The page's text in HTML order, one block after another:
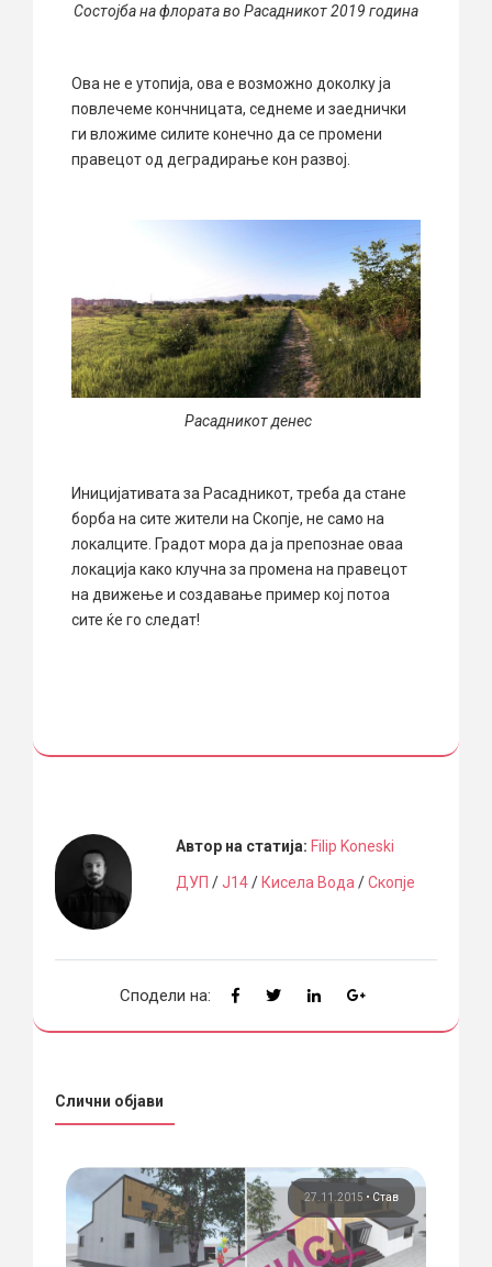
Состојба на флората во Расадникот 2019 година
Ова не е утопија, ова е возможно доколку ја
повлечеме кончницата, седнеме и заеднички
ги вложиме силите конечно да се промени
правецот од деградирање кон развој.
Расадникот денес
Иницијативата за Расадникот, треба да стане
борба на сите жители на Скопје, не само на
локалците. Градот мора да ја препознае оваа
локација како клучна за промена на правецот
на движење и создавање пример кој потоа
сите ќе го следат!
Автор на статија: Filip Koneski
ДУП /Ј14/ Кисела Вода /Скопје
Сподели на:
Слични објави
27.11.2015 • Став